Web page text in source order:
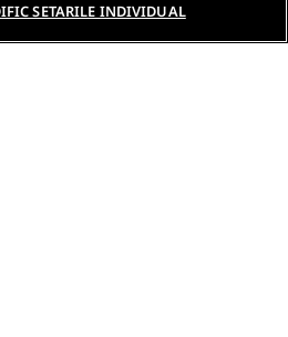
SETARILE INDIVIDUAL